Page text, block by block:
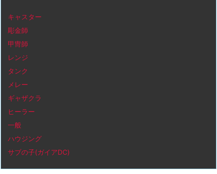
キャスター
彫金師
甲冑師
レンジ
タンク
メレー
ギャザクラ
ヒーラー
一般
ハウジング
サブの子(ガイアDC)